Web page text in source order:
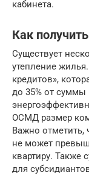
кабинета.
Как
Существует
утепление
кредитов»,
до 35% от суммы
ОСМД размер
Важно отметить,
не может
квартиру. Также
для